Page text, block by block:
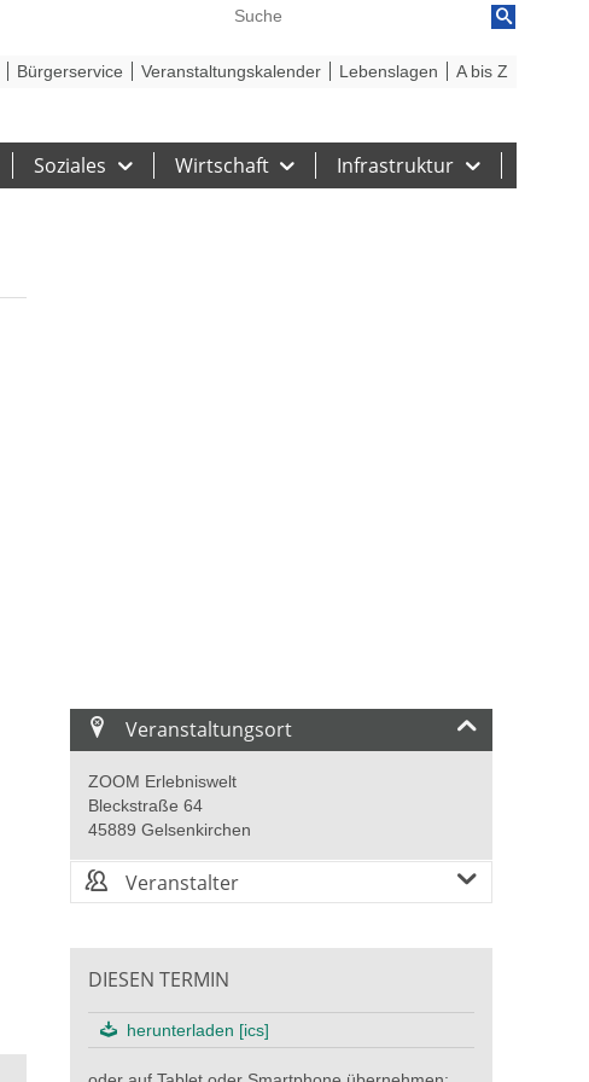
Soziales Wirtschaft Infrastruktur
Bürgerservice Veranstaltungskalender Lebenslagen A bis Z
Veranstaltungsort
ZOOM Erlebniswelt
Bleckstraße 64
45889 Gelsenkirchen
Veranstalter
DIESEN TERMIN
herunterladen [ics]